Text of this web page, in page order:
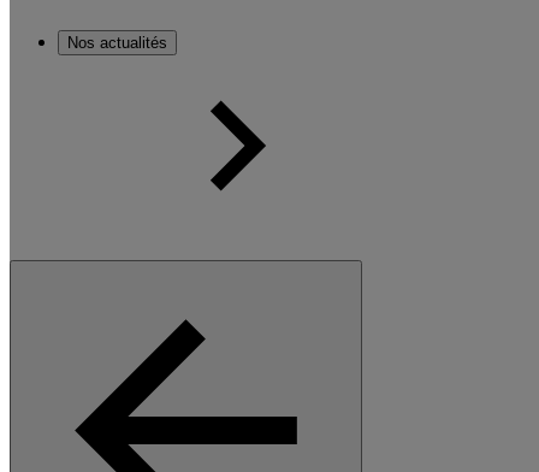
Nos actualités